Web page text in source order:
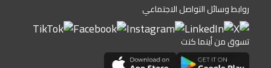
روابط وسائل التواصل الاجتماعي
تسوق من أينما كنت